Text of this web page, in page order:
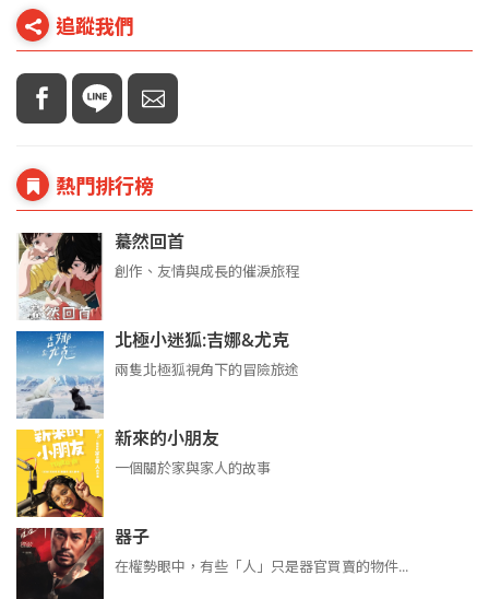
追蹤我們
熱門排行榜
驀然回首
創作、友情與成長的催淚旅程
北極小迷狐:吉娜&尤克
兩隻北極狐視角下的冒險旅途
新來的小朋友
一個關於家與家人的故事
器子
在權勢眼中，有些「人」只是器官買賣的物件...